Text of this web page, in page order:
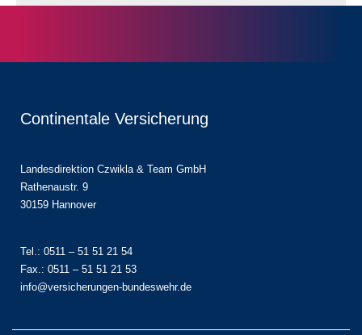
Continentale Versicherung
Landesdirektion Czwikla & Team GmbH
Rathenaustr. 9
30159 Hannover
Tel.: 0511 – 51 51 21 54
Fax.: 0511 – 51 51 21 53
info@versicherungen-bundeswehr.de